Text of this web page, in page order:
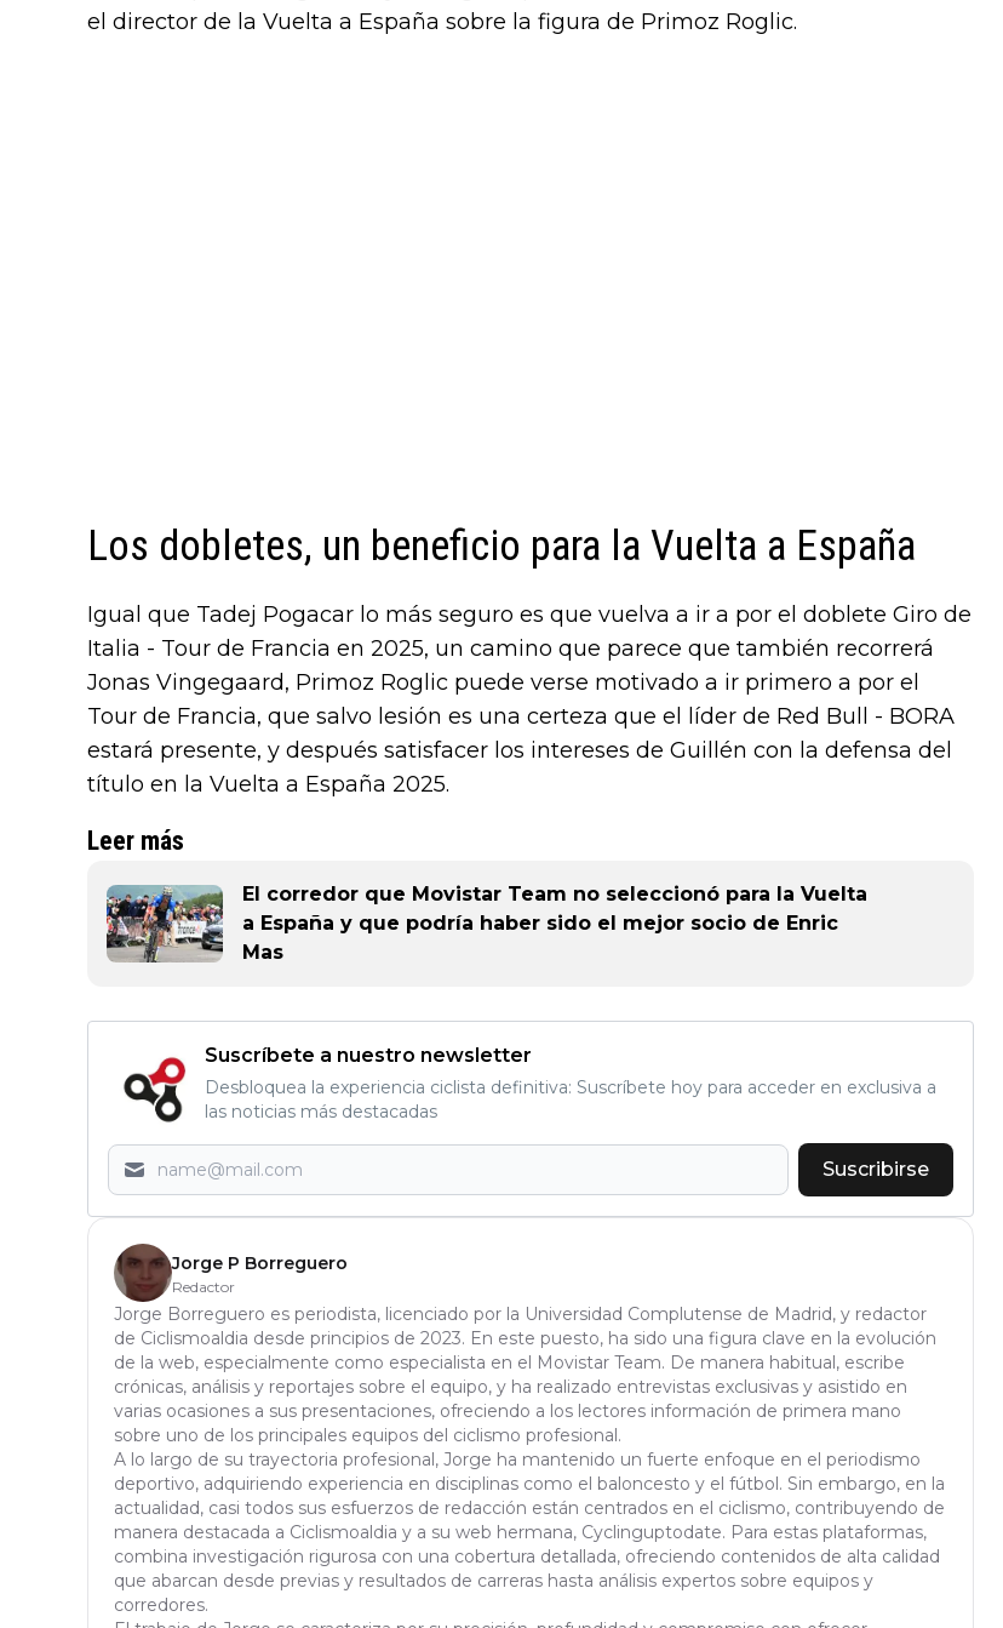
el director de la Vuelta a España sobre la figura de Primoz Roglic.
Los dobletes, un beneficio para la Vuelta a España
Igual que Tadej Pogacar lo más seguro es que vuelva a ir a por el doblete Giro de
Italia - Tour de Francia en 2025, un camino que parece que también recorrerá
Jonas Vingegaard, Primoz Roglic puede verse motivado a ir primero a por el
Tour de Francia, que salvo lesión es una certeza que el líder de Red Bull - BORA
estará presente, y después satisfacer los intereses de Guillén con la defensa del
título en la Vuelta a España 2025.
Leer más
El corredor que Movistar Team no seleccionó para la Vuelta
a España y que podría haber sido el mejor socio de Enric
Mas
Suscríbete a nuestro newsletter
Desbloquea la experiencia ciclista definitiva: Suscríbete hoy para acceder en exclusiva a
las noticias más destacadas
Suscribirse
Jorge P Borreguero
Redactor
Jorge Borreguero es periodista, licenciado por la Universidad Complutense de Madrid, y redactor
de Ciclismoaldia desde principios de 2023. En este puesto, ha sido una figura clave en la evolución
de la web, especialmente como especialista en el Movistar Team. De manera habitual, escribe
crónicas, análisis y reportajes sobre el equipo, y ha realizado entrevistas exclusivas y asistido en
varias ocasiones a sus presentaciones, ofreciendo a los lectores información de primera mano
sobre uno de los principales equipos del ciclismo profesional.
A lo largo de su trayectoria profesional, Jorge ha mantenido un fuerte enfoque en el periodismo
deportivo, adquiriendo experiencia en disciplinas como el baloncesto y el fútbol. Sin embargo, en la
actualidad, casi todos sus esfuerzos de redacción están centrados en el ciclismo, contribuyendo de
manera destacada a Ciclismoaldia y a su web hermana, Cyclinguptodate. Para estas plataformas,
combina investigación rigurosa con una cobertura detallada, ofreciendo contenidos de alta calidad
que abarcan desde previas y resultados de carreras hasta análisis expertos sobre equipos y
corredores.